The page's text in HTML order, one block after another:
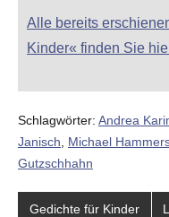
Alle bereits
Kinder« finden Sie
Schlagwörter: Andrea
Janisch, Michael
Gutzschhahn
Gedichte für Kinder